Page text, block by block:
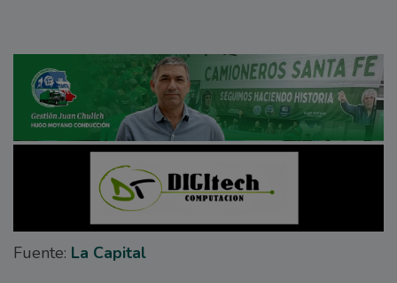
Fuente: La Capital